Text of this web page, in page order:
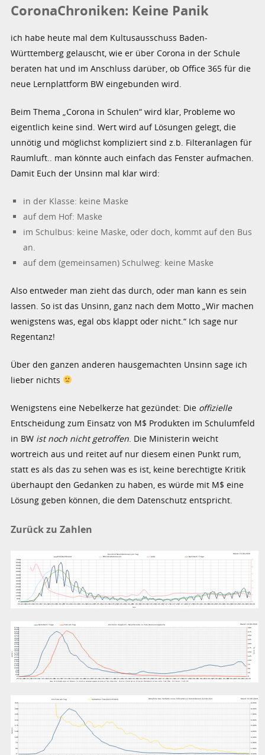
CoronaChroniken: Keine Panik
ich habe heute mal dem Kultusausschuss Baden-
Württemberg gelauscht, wie er über Corona in der Schule
beraten hat und im Anschluss darüber, ob Office 365 für die
neue Lernplattform BW eingebunden wird.
Beim Thema „Corona in Schulen“ wird klar, Probleme wo
eigentlich keine sind. Wert wird auf Lösungen gelegt, die
unnötig und möglichst kompliziert sind z.b. Filteranlagen für
Raumluft.. man könnte auch einfach das Fenster aufmachen.
Damit Euch der Unsinn mal klar wird:
in der Klasse: keine Maske
auf dem Hof: Maske
im Schulbus: keine Maske, oder doch, kommt auf den Bus
an.
auf dem (gemeinsamen) Schulweg: keine Maske
Also entweder man zieht das durch, oder man kann es sein
lassen. So ist das Unsinn, ganz nach dem Motto „Wir machen
wenigstens was, egal obs klappt oder nicht.“ Ich sage nur
Regentanz!
Über den ganzen anderen hausgemachten Unsinn sage ich
lieber nichts
Wenigstens eine Nebelkerze hat gezündet: Die offizielle
Entscheidung zum Einsatz von M$ Produkten im Schulumfeld
in BW ist noch nicht getroffen . Die Ministerin weicht
wortreich aus und reitet auf nur diesem einen Punkt rum,
statt es als das zu sehen was es ist, keine berechtigte Kritik
überhaupt den Gedanken zu haben, es würde mit M$ eine
Lösung geben können, die dem Datenschutz entspricht.
Zurück zu Zahlen